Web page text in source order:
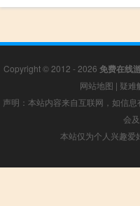
Copyright © 2012 - 2026 免费在线
网站地图 | 疑难
声明：本站内容来自互联网，如信
会
本站仅为个人兴趣爱